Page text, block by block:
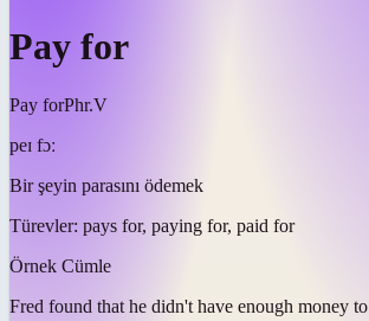
Pay for
Pay forPhr.V
peɪ fɔː
Bir şeyin parasını ödemek
Türevler: pays for, paying for, paid for
Örnek Cümle
Fred found that he didn't have enough money to